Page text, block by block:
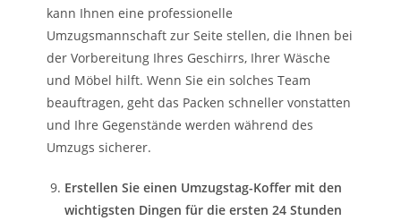
kann Ihnen eine professionelle
Umzugsmannschaft zur Seite stellen, die Ihnen bei
der Vorbereitung Ihres Geschirrs, Ihrer Wäsche
und Möbel hilft. Wenn Sie ein solches Team
beauftragen, geht das Packen schneller vonstatten
und Ihre Gegenstände werden während des
Umzugs sicherer.
Erstellen Sie einen Umzugstag-Koffer mit den
wichtigsten Dingen für die ersten 24 Stunden